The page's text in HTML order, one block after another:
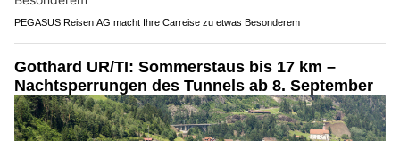
PEGASUS Reisen AG macht Ihre Carreise zu etwas Besonderem
Gotthard UR/TI: Sommerstaus bis 17 km –
Nachtsperrungen des Tunnels ab 8. September